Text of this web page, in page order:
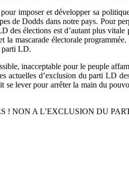
imposer et développer sa
de Dodds dans notre pays. Pour
des élections est d’autant plus
mascarade électorale
parti LD.
inacceptable pour le peuple
d’exclusion du parti LD
lever pour arrêter la main du
NON A L’EXCLUSION DU